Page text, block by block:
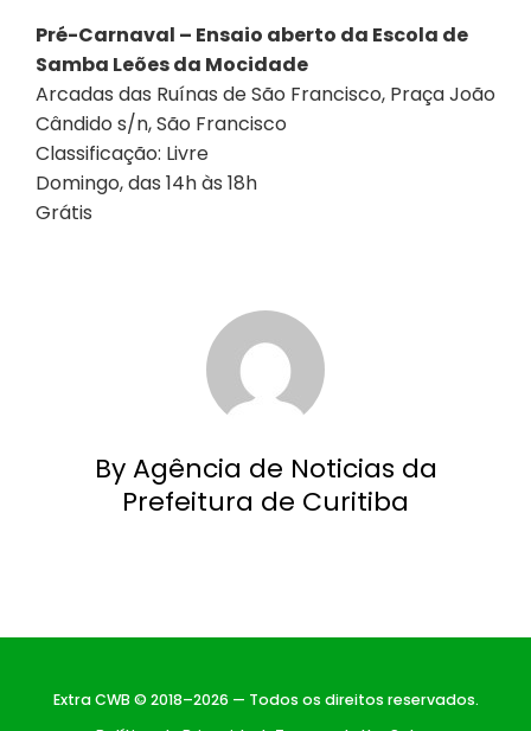
Pré-Carnaval – Ensaio aberto da Escola de
Samba Leões da Mocidade
Arcadas das Ruínas de São Francisco, Praça João
Cândido s/n, São Francisco
Classificação: Livre
Domingo, das 14h às 18h
Grátis
By Agência de Noticias da
Prefeitura de Curitiba
Extra CWB © 2018–2026 — Todos os direitos reservados.